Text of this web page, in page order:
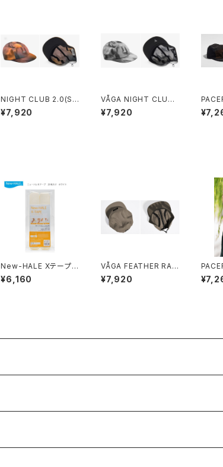
NIGHT CLUB 2.0(SU
NSET)
¥7,920
VÅGA NIGHT CLUB
CAP (BLACK / GREY)
¥7,920
OAL
WN)
New-HALE Xテープ2
0枚入り ホワイト
¥6,160
VÅGA FEATHER RAC
ING CAP (TAUPE)
¥7,920
L
Y /